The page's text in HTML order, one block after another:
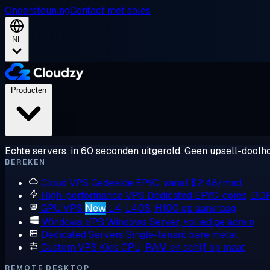
OndersteuningContact met sales
NL
Echte servers, in 60 seconden uitgerold. Geen upsell-
BEREKEN
Cloud VPS Gedeelde EPYC, vanaf $2,48/mnd
High-performance VPS Dedicated EPYC-cores,
GPU VPS New L4, L40S, H100 op aanvraag
Windows VPS Windows Server, volledige admin
Dedicated Servers Single-tenant bare metal
Custom VPS Kies CPU, RAM en schijf op maat